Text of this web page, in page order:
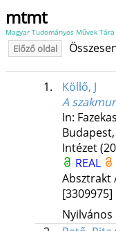
mtmt
Magyar Tudományos Művek Tára
Előző oldal
1.
Köllő, J
A
In:
Intézet
REAL
Absztrakt
[3309975]
Nyilvános